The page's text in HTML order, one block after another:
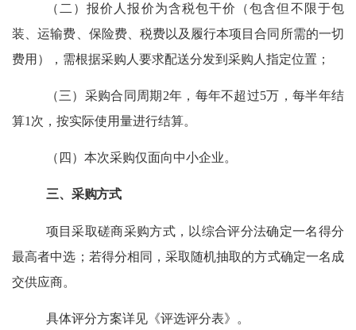
（二）报价人报价为含税包干价
（包含但不限于包
装、运输费、保险费、税费以及履行本项目合同所需的一切
费用）
， 需根据采购人要求配送分发到采购人指定位置 ；
（三） 采购合同周期 2年 ， 每年不超过5万 ，每半年结
算1次，按实际使用量进行结算。
（四）本次采购仅面向中小企业。
三、 采购方式
项目采取磋商采购方式，以综合评分法确定一名得分
最高者中选； 若得分相同 ， 采取 随机抽取的方式确定一名成
交供应商。
具体评分方案详见《评选评分表》。